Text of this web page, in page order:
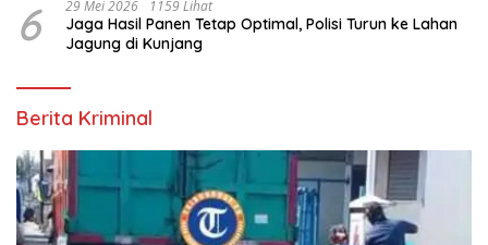
6 29 Mei 2026 1159 Lihat
Jaga Hasil Panen Tetap Optimal, Polisi Turun ke Lahan
Jagung di Kunjang
Berita Kriminal